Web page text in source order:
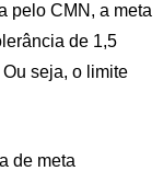
pelo CMN, a meta
de 1,5
seja, o limite
de meta